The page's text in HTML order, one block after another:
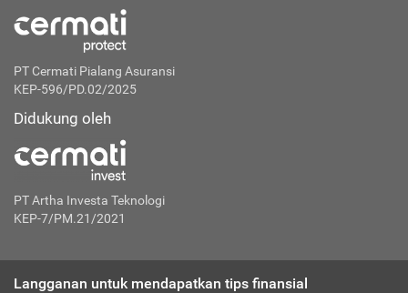
PT Cermati Pialang Asuransi
KEP-596/PD.02/2025
Didukung oleh
PT Artha Investa Teknologi
KEP-7/PM.21/2021
Langganan untuk mendapatkan tips finansial